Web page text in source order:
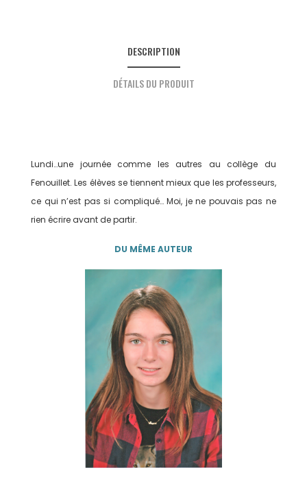
DESCRIPTION
DÉTAILS DU PRODUIT
Lundi…une journée comme les autres au collège du
Fenouillet. Les élèves se tiennent mieux que les professeurs,
ce qui n’est pas si compliqué… Moi, je ne pouvais pas ne
rien écrire avant de partir.
DU MÊME AUTEUR